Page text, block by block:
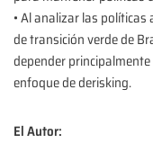
• Al analizar las
de transición verde de
depender
enfoque de derisking.
El Autor: